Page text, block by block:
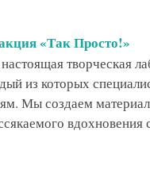
«Так Просто!»
творческая
из которых
Мы создаем